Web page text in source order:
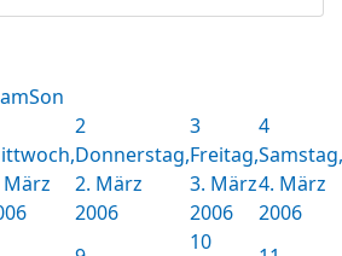
Son
März
2
Donnerstag,
2. März
2006
3
Freitag,
3. März
2006
4
Samstag,
4. März
2006
10